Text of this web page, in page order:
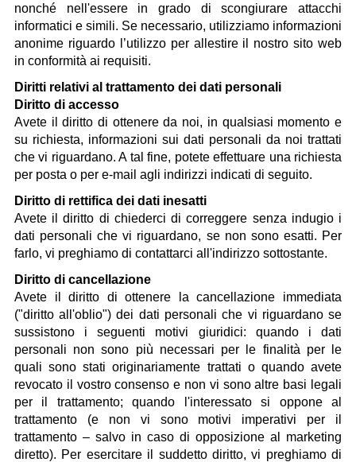
nonché nell'essere in grado di scongiurare attacchi
informatici e simili. Se necessario, utilizziamo informazioni
anonime riguardo l’utilizzo per allestire il nostro sito web
in conformità ai requisiti.
Diritti relativi al trattamento dei dati personali
Diritto di accesso
Avete il diritto di ottenere da noi, in qualsiasi momento e
su richiesta, informazioni sui dati personali da noi trattati
che vi riguardano. A tal fine, potete effettuare una richiesta
per posta o per e-mail agli indirizzi indicati di seguito.
Diritto di rettifica dei dati inesatti
Avete il diritto di chiederci di correggere senza indugio i
dati personali che vi riguardano, se non sono esatti. Per
farlo, vi preghiamo di contattarci all'indirizzo sottostante.
Diritto di cancellazione
Avete il diritto di ottenere la cancellazione immediata
("diritto all'oblio") dei dati personali che vi riguardano se
sussistono i seguenti motivi giuridici: quando i dati
personali non sono più necessari per le finalità per le
quali sono stati originariamente trattati o quando avete
revocato il vostro consenso e non vi sono altre basi legali
per il trattamento; quando l'interessato si oppone al
trattamento (e non vi sono motivi imperativi per il
trattamento – salvo in caso di opposizione al marketing
diretto). Per esercitare il suddetto diritto, vi preghiamo di